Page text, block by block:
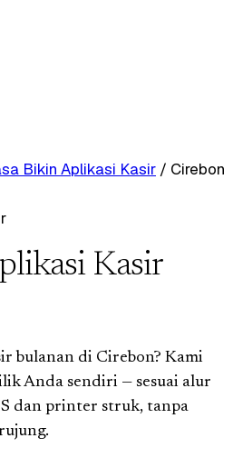
Bikin Aplikasi Kasir / Cirebon
Kasir
bulanan di Cirebon? Kami
Anda sendiri — sesuai alur
dan printer struk, tanpa